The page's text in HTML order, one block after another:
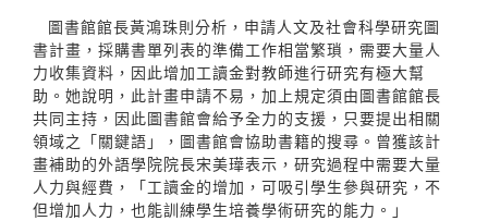
圖書館館長黃鴻珠則分析，申請人文及社會科學研究圖
書計畫，採購書單列表的準備工作相當繁瑣，需要大量人
力收集資料，因此增加工讀金對教師進行研究有極大幫
助。她說明，此計畫申請不易，加上規定須由圖書館館長
共同主持，因此圖書館會給予全力的支援，只要提出相關
領域之「關鍵語」，圖書館會協助書籍的搜尋。曾獲該計
畫補助的外語學院院長宋美璍表示，研究過程中需要大量
人力與經費，「工讀金的增加，可吸引學生參與研究，不
但增加人力，也能訓練學生培養學術研究的能力。」